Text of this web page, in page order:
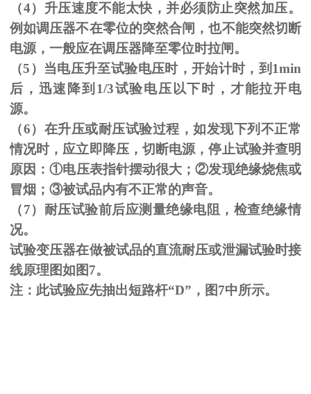
（4）升压速度不能太快，并必须防止突然加压。
例如调压器不在零位的突然合闸，也不能突然切断
电源，一般应在调压器降至零位时拉闸。
（5 ）当电压升至试验电压时，开始计时，到 1min
后，迅速降到 1/3试验电压以下时，才能拉开电
源。
（6）在升压或耐压试验过程，如发现下列不正常
情况时，应立即降压，切断电源，停止试验并查明
原因：①电压表指针摆动很大；②发现绝缘烧焦或
冒烟； ③被试品内有不正常的声音。
（7）耐压试验前后应测量绝缘电阻，检查绝缘情
况。
试验变压器在做被试品的直流耐压或泄漏试验时接
线原理图如图7。
注：此试验应先抽出短路杆“D”，图7中所示。